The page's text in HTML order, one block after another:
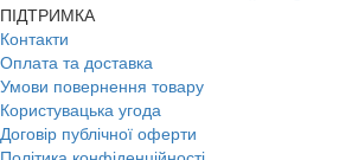
ПІДТРИМКА
Контакти
Оплата та доставка
Умови повернення товару
Користувацька угода
Договір публічної оферти